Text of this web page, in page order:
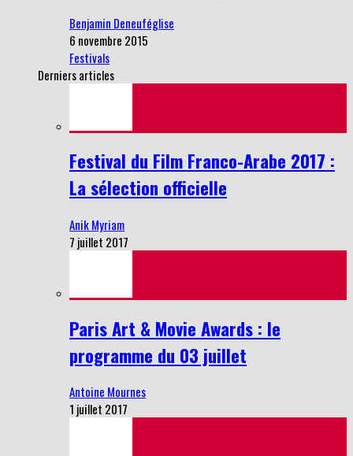
Benjamin Deneuféglise
6 novembre 2015
Festivals
Derniers articles
Festival du Film Franco-Arabe 2017 :
La sélection officielle
Anik Myriam
7 juillet 2017
Paris Art & Movie Awards : le
programme du 03 juillet
Antoine Mournes
1 juillet 2017